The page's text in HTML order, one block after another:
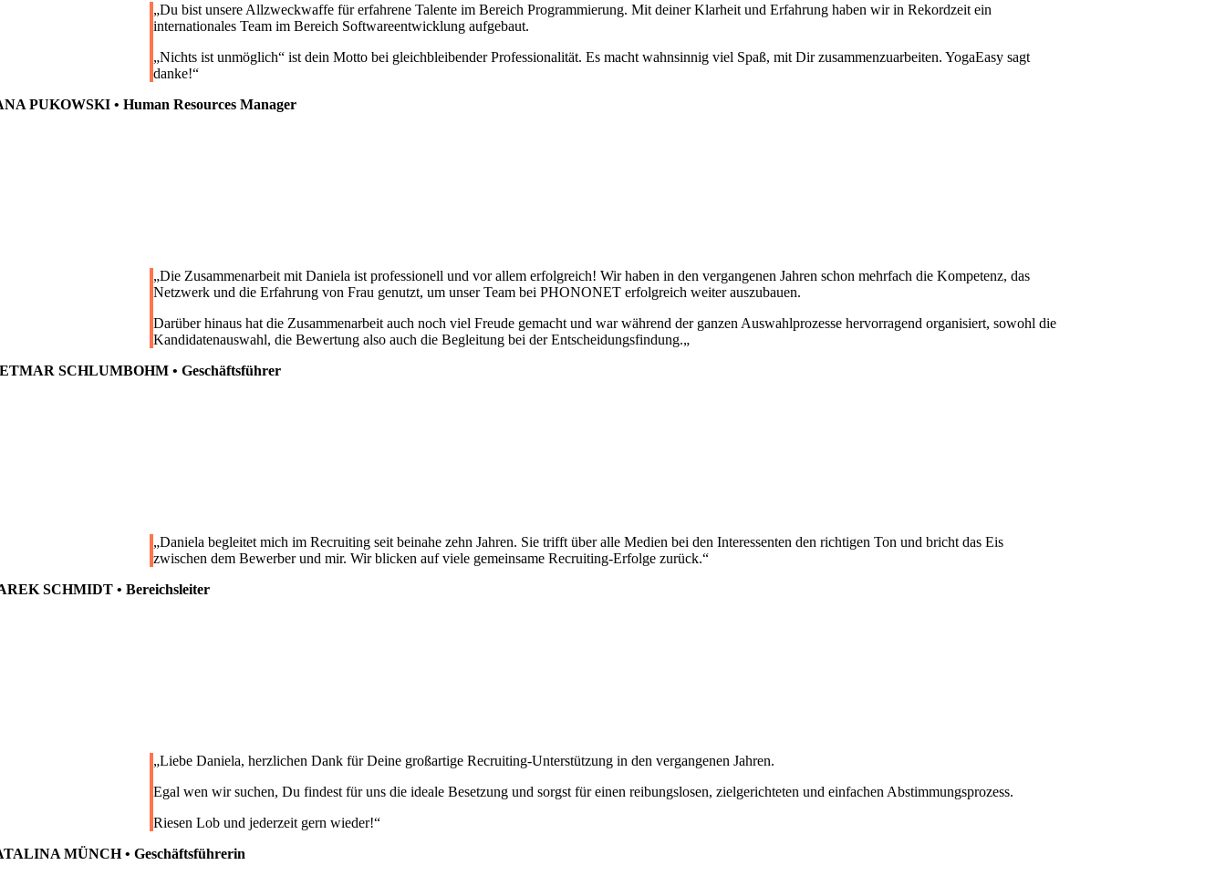
„Du bist unsere Allzweckwaffe für erfahrene Talente im Bereich Programmierung. Mit deiner Klarheit und Erfahrung haben wir in Rekordzeit ein
internationales Team im Bereich Softwareentwicklung aufgebaut.
„Nichts ist unmöglich“ ist dein Motto bei gleichbleibender Professionalität. Es macht wahnsinnig viel Spaß, mit Dir zusammenzuarbeiten. YogaEasy sagt
danke!“
PUKOWSKI • Human Resources Manager
„Die Zusammenarbeit mit Daniela ist professionell und vor allem erfolgreich! Wir haben in den vergangenen Jahren schon mehrfach die Kompetenz, das
Netzwerk und die Erfahrung von Frau genutzt, um unser Team bei PHONONET erfolgreich weiter auszubauen.
Darüber hinaus hat die Zusammenarbeit auch noch viel Freude gemacht und war während der ganzen Auswahlprozesse hervorragend organisiert, sowohl die
Kandidatenauswahl, die Bewertung also auch die Begleitung bei der Entscheidungsfindung.„
SCHLUMBOHM • Geschäftsführer
„Daniela begleitet mich im Recruiting seit beinahe zehn Jahren. Sie trifft über alle Medien bei den Interessenten den richtigen Ton und bricht das Eis
zwischen dem Bewerber und mir. Wir blicken auf viele gemeinsame Recruiting-Erfolge zurück.“
SCHMIDT • Bereichsleiter
„Liebe Daniela, herzlichen Dank für Deine großartige Recruiting-Unterstützung in den vergangenen Jahren.
Egal wen wir suchen, Du findest für uns die ideale Besetzung und sorgst für einen reibungslosen, zielgerichteten und einfachen Abstimmungsprozess.
Riesen Lob und jederzeit gern wieder!“
MÜNCH • Geschäftsführerin